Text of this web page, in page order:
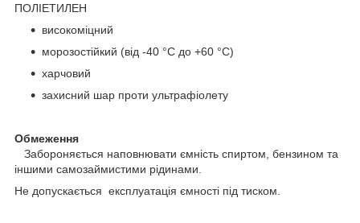
ПОЛІЕТИЛЕН
високоміцний
морозостійкий (від -40 °C до +60 °C)
харчовий
захисний шар проти ультрафіолету
Обмеження
Забороняється наповнювати ємність спиртом, бензином та
іншими самозаймистими рідинами.
Не допускається експлуатація ємності під тиском.